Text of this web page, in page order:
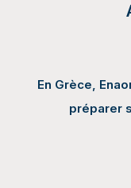
En Grèce,
préparer